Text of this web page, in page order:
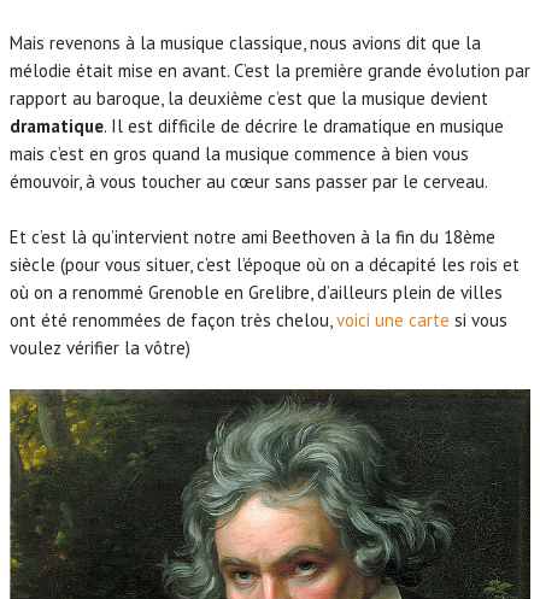
Mais revenons à la musique classique, nous avions dit que la
mélodie était mise en avant. C’est la première grande évolution par
rapport au baroque, la deuxième c’est que la musique devient
dramatique. Il est difficile de décrire le dramatique en musique
mais c’est en gros quand la musique commence à bien vous
émouvoir, à vous toucher au cœur sans passer par le cerveau.
Et c’est là qu’intervient notre ami Beethoven à la fin du 18ème
siècle (pour vous situer, c’est l’époque où on a décapité les rois et
où on a renommé Grenoble en Grelibre, d’ailleurs plein de villes
ont été renommées de façon très chelou, voici une carte si vous
voulez vérifier la vôtre)